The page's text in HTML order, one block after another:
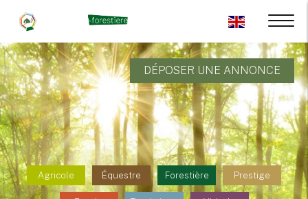
DÉPOSER UNE ANNONCE
Agricole Équestre Forestière Prestige